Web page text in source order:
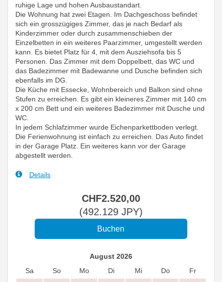
ruhige Lage und hohen Ausbaustandart.
Die Wohnung hat zwei Etagen. Im Dachgeschoss befindet
sich ein grosszügiges Zimmer, das je nach Bedarf als
Kinderzimmer oder durch zusammenschieben der
Einzelbetten in ein weiteres Paarzimmer, umgestellt werden
kann. Es bietet Platz für 4, mit dem Ausziehsofa bis 5
Personen. Das Zimmer mit dem Doppelbett, das WC und
das Badezimmer mit Badewanne und Dusche befinden sich
ebenfalls im DG.
Die Küche mit Essecke, Wohnbereich und Balkon sind ohne
Stufen zu erreichen. Es gibt ein kleineres Zimmer mit 140 cm
x 200 cm Bett und ein weiteres Badezimmer mit Dusche und
WC.
In jedem Schlafzimmer wurde Eichenparkettboden verlegt.
Die Ferienwohnung ist einfach zu erreichen. Das Auto findet
in der Garage Platz. Ein weiteres kann vor der Garage
abgestellt werden.
Details
CHF2.520,00
(492.129 JPY)
August 2026
Sa
So Mo Di Mi Do
Fr